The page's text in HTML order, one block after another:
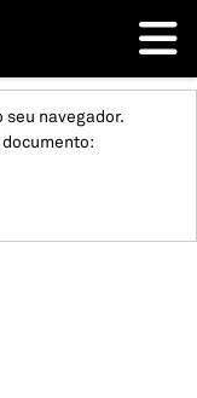
seu navegador.